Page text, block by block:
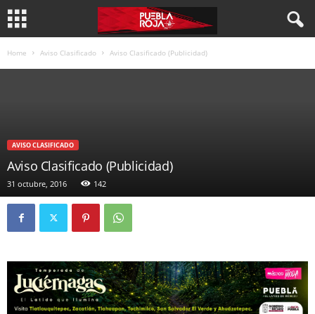
Home Aviso Clasificado Aviso Clasificado (Publicidad)
AVISO CLASIFICADO
Aviso Clasificado (Publicidad)
31 octubre, 2016 142